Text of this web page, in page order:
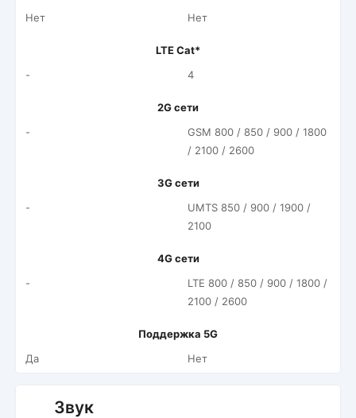
Нет
Нет
LTE Cat*
-
4
2G сети
-
GSM 800 / 850 / 900 / 1800
/ 2100 / 2600
3G сети
-
UMTS 850 / 900 / 1900 /
2100
4G сети
-
LTE 800 / 850 / 900 / 1800 /
2100 / 2600
Поддержка 5G
Да
Нет
Звук